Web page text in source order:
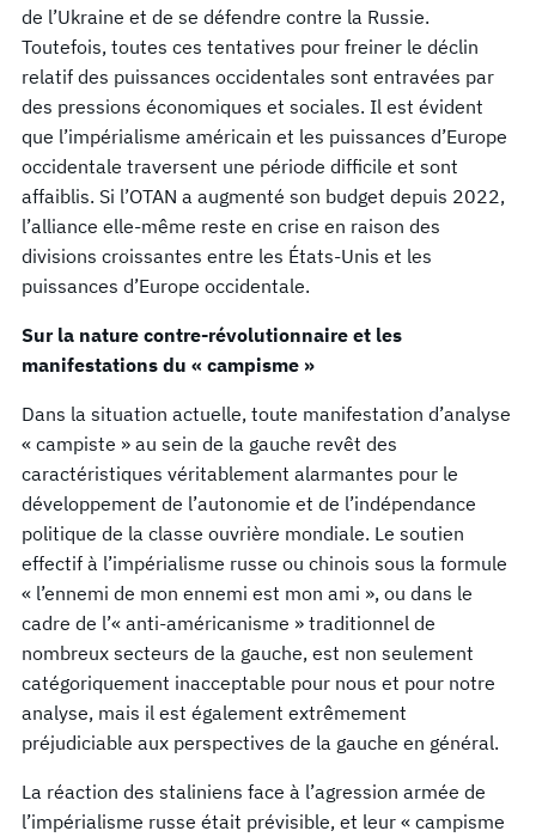
de l’Ukraine et de se défendre contre la Russie.
Toutefois, toutes ces tentatives pour freiner le déclin
relatif des puissances occidentales sont entravées par
des pressions économiques et sociales. Il est évident
que l’impérialisme américain et les puissances d’Europe
occidentale traversent une période difficile et sont
affaiblis. Si l’OTAN a augmenté son budget depuis 2022,
l’alliance elle-même reste en crise en raison des
divisions croissantes entre les États-Unis et les
puissances d’Europe occidentale.
Sur la nature contre-révolutionnaire et les
manifestations du « campisme »
Dans la situation actuelle, toute manifestation d’analyse
« campiste » au sein de la gauche revêt des
caractéristiques véritablement alarmantes pour le
développement de l’autonomie et de l’indépendance
politique de la classe ouvrière mondiale. Le soutien
effectif à l’impérialisme russe ou chinois sous la formule
« l’ennemi de mon ennemi est mon ami », ou dans le
cadre de l’« anti-américanisme » traditionnel de
nombreux secteurs de la gauche, est non seulement
catégoriquement inacceptable pour nous et pour notre
analyse, mais il est également extrêmement
préjudiciable aux perspectives de la gauche en général.
La réaction des staliniens face à l’agression armée de
l’impérialisme russe était prévisible, et leur « campisme